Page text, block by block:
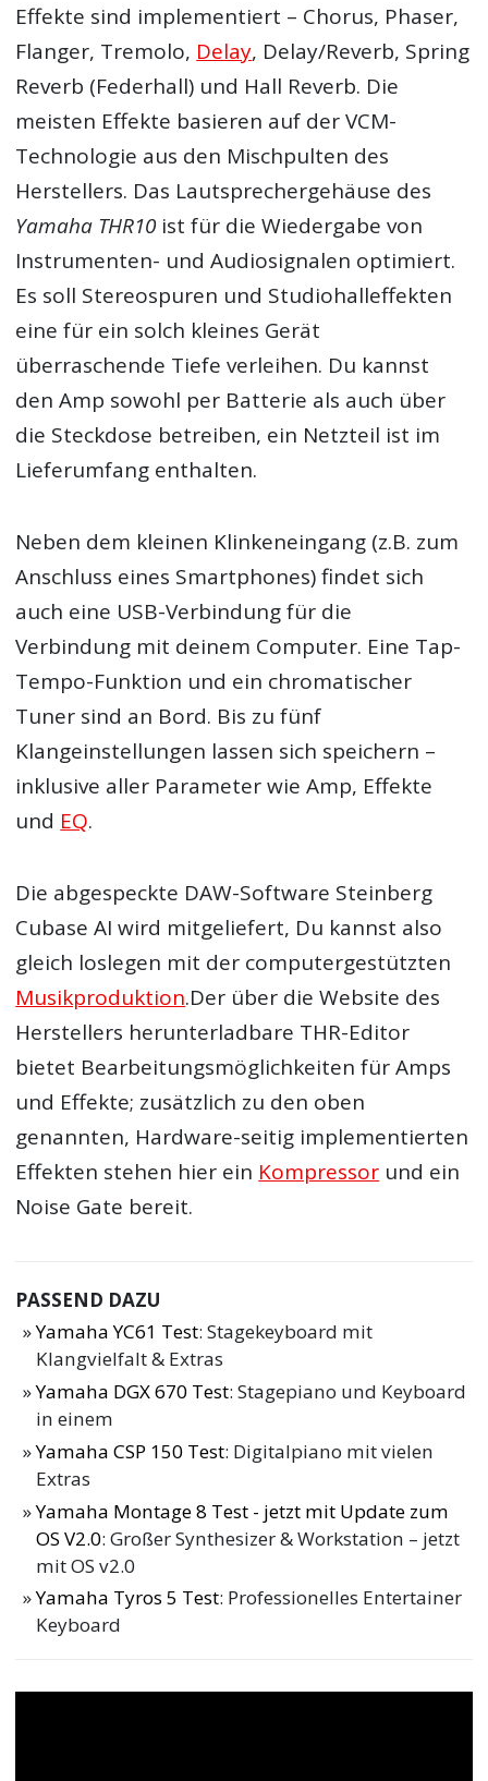
Effekte sind implementiert – Chorus, Phaser,
Flanger, Tremolo, Delay, Delay/Reverb, Spring
Reverb (Federhall) und Hall Reverb. Die
meisten Effekte basieren auf der VCM-
Technologie aus den Mischpulten des
Herstellers. Das Lautsprechergehäuse des
Yamaha THR10ist für die Wiedergabe von
Instrumenten- und Audiosignalen optimiert.
Es soll Stereospuren und Studiohalleffekten
eine für ein solch kleines Gerät
überraschende Tiefe verleihen. Du kannst
den Amp sowohl per Batterie als auch über
die Steckdose betreiben, ein Netzteil ist im
Lieferumfang enthalten.
Neben dem kleinen Klinkeneingang (z.B. zum
Anschluss eines Smartphones) findet sich
auch eine USB-Verbindung für die
Verbindung mit deinem Computer. Eine Tap-
Tempo-Funktion und ein chromatischer
Tuner sind an Bord. Bis zu fünf
Klangeinstellungen lassen sich speichern –
inklusive aller Parameter wie Amp, Effekte
und EQ.
Die abgespeckte DAW-Software Steinberg
Cubase AI wird mitgeliefert, Du kannst also
gleich loslegen mit der computergestützten
Musikproduktion.Der über die Website des
Herstellers herunterladbare THR-Editor
bietet Bearbeitungsmöglichkeiten für Amps
und Effekte; zusätzlich zu den oben
genannten, Hardware-seitig implementierten
Effekten stehen hier ein Kompressor und ein
Noise Gate bereit.
PASSEND DAZU
Yamaha YC61 Test: Stagekeyboard mit
Klangvielfalt & Extras
Yamaha DGX 670 Test: Stagepiano und Keyboard
in einem
Yamaha CSP 150 Test: Digitalpiano mit vielen
Extras
Yamaha Montage 8 Test - jetzt mit Update zum
OS V2.0: Großer Synthesizer & Workstation – jetzt
mit OS v2.0
Yamaha Tyros 5 Test: Professionelles Entertainer
Keyboard